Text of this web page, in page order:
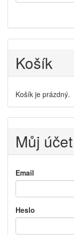
Košík
Košík je prázdný.
Můj účet
Email
Heslo